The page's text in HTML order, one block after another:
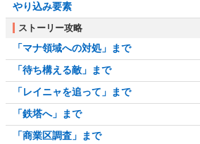
やり込み要素
ストーリー攻略
「マナ領域への対処」まで
「待ち構える敵」まで
「レイニャを追って」まで
「鉄塔へ」まで
「商業区調査」まで